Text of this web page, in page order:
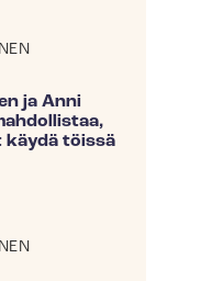
ja Anni
käydä töissä